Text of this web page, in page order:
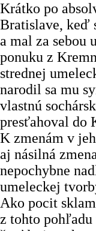
Krátko po
Bratislave, keď
a mal za sebou
ponuku z
strednej
narodil sa mu
vlastnú
presťahoval do
K zmenám v
aj násilná
nepochybne
umeleckej
Ako pocit
z tohto